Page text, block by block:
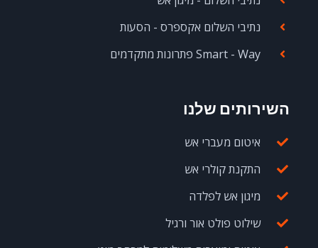
נתיבי השלום אקספרס - הסעות
Smart - Way פתרונות מתקדמים
השירותים שלנו
איטום מעברי אש
התקנת קולרי אש
מיגון אש לפלדה
שילוט פולט אור ורגיל